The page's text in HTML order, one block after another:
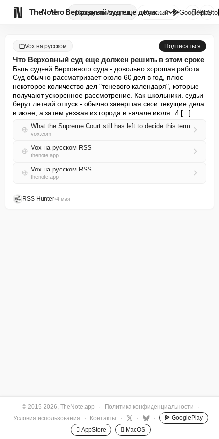
TheNote ПродуктыАгенты Что Верховный суд еще должен р...
Русский GooglePlay

Vox на русском Подписаться
Что Верховный суд еще должен решить в этом сроке
Быть судьей Верховного суда - довольно хорошая работа.
Суд обычно рассматривает около 60 дел в год, плюс
некоторое количество дел "теневого календаря", которые
получают ускоренное рассмотрение. Как школьники, судьи
берут летний отпуск - обычно завершая свои текущие дела
в июне, а затем уезжая из города в начале июля. И [...]
What the Supreme Court still has left to decide this term
vox.com
Vox на русском RSS
thenote.app
Vox на русском RSS
thenote.app
RSS Hunter•4 мая
© 2015-2026, TheNote.app · Политика конфиденциальности
·
Условия использования
· Контакты · · ·
GooglePlay
 AppStore
 MacOS